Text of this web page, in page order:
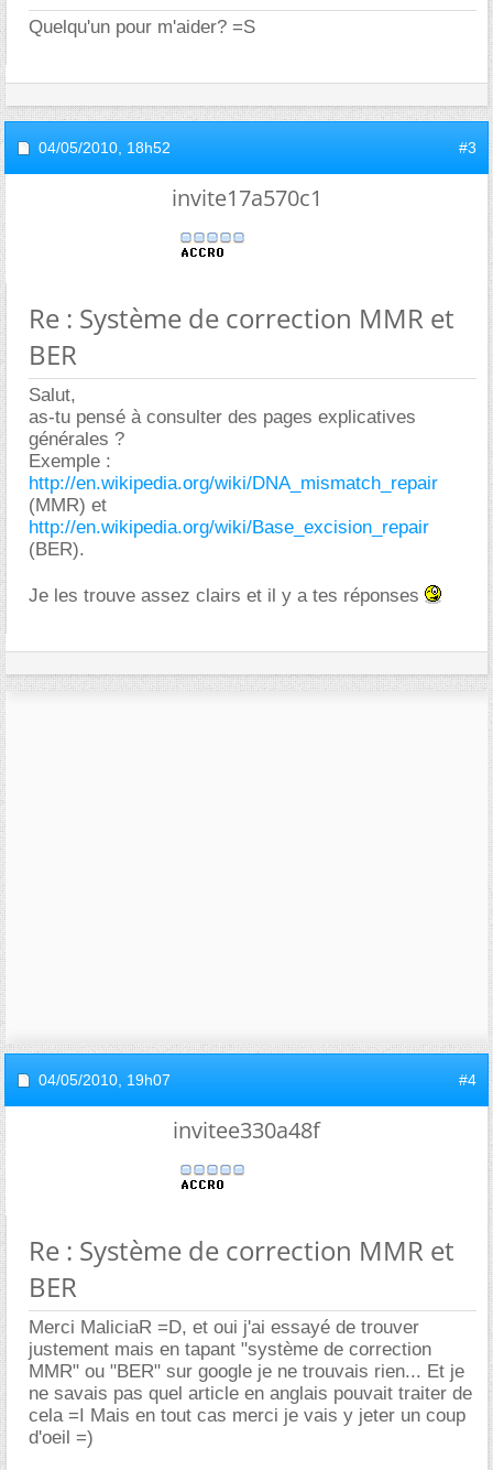
Quelqu'un pour m'aider? =S
04/05/2010, 18h52 #3
invite17a570c1
Re : Système de correction MMR et
BER
Salut,
as-tu pensé à consulter des pages explicatives
générales ?
Exemple :
http://en.wikipedia.org/wiki/DNA_mismatch_repair
(MMR) et
http://en.wikipedia.org/wiki/Base_excision_repair
(BER).
Je les trouve assez clairs et il y a tes réponses
04/05/2010, 19h07 #4
invitee330a48f
Re : Système de correction MMR et
BER
Merci MaliciaR =D, et oui j'ai essayé de trouver
justement mais en tapant "système de correction
MMR" ou "BER" sur google je ne trouvais rien... Et je
ne savais pas quel article en anglais pouvait traiter de
cela =I Mais en tout cas merci je vais y jeter un coup
d'oeil =)